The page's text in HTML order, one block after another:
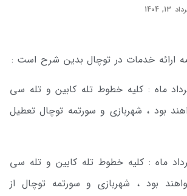
13, 1404
چهارشنبه 14 خرداد ماه : کلیه خطوط تله کابین و تله سی
بود ، شهربازی و سورتمه توچال تعطیل
پنجشنبه 15 خرداد ماه : کلیه خطوط تله کابین و تله سی
بود ، شهربازی و سورتمه توچال از